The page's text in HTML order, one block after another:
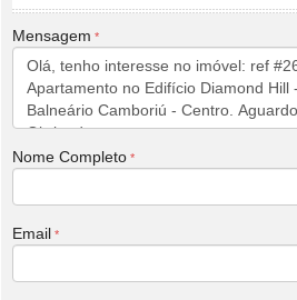
Mensagem
Nome Completo
Email